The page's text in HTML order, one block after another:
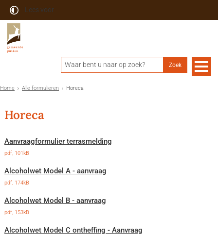
Lees voor
Home Alle formulieren Horeca
Horeca
Aanvraagformulier terrasmelding
pdf, 101kB
Alcoholwet Model A - aanvraag
pdf, 174kB
Alcoholwet Model B - aanvraag
pdf, 153kB
Alcoholwet Model C ontheffing - Aanvraag